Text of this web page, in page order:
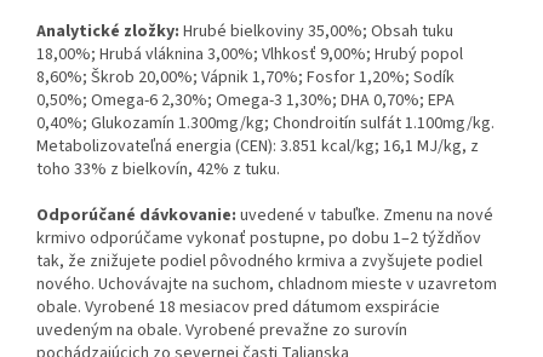
Analytické zložky: Hrubé bielkoviny 35,00%; Obsah tuku
18,00%; Hrubá vláknina 3,00%; Vlhkosť 9,00%; Hrubý popol
8,60%; Škrob 20,00%; Vápnik 1,70%; Fosfor 1,20%; Sodík
0,50%; Omega-6 2,30%; Omega-3 1,30%; DHA 0,70%; EPA
0,40%; Glukozamín 1.300mg/kg; Chondroitín sulfát 1.100mg/kg.
Metabolizovateľná energia (CEN): 3.851 kcal/kg; 16,1 MJ/kg, z
toho 33% z bielkovín, 42% z tuku.
Odporúčané dávkovanie: uvedené v tabuľke. Zmenu na nové
krmivo odporúčame vykonať postupne, po dobu 1–2 týždňov
tak, že znižujete podiel pôvodného krmiva a zvyšujete podiel
nového. Uchovávajte na suchom, chladnom mieste v uzavretom
obale. Vyrobené 18 mesiacov pred dátumom exspirácie
uvedeným na obale. Vyrobené prevažne zo surovín